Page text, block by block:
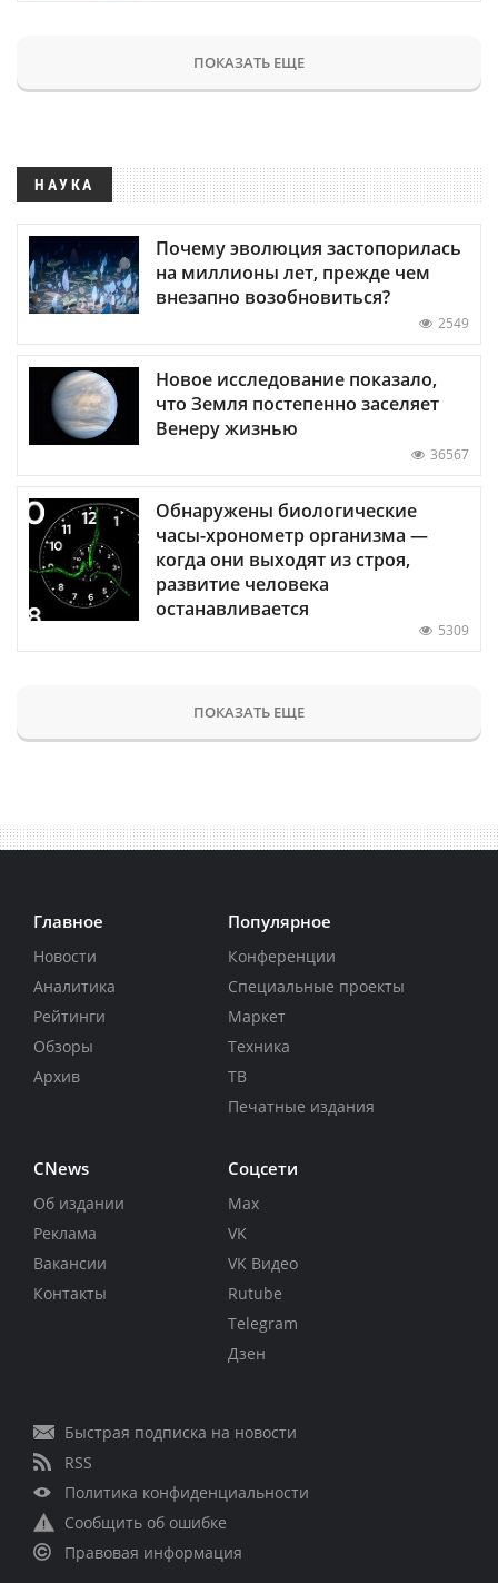
ПОКАЗАТЬ ЕЩЕ
НАУКА
Почему эволюция застопорилась
на миллионы лет, прежде чем
внезапно возобновиться?
2549
Новое исследование показало,
что Земля постепенно заселяет
Венеру жизнью
36567
Обнаружены биологические
часы-хронометр организма —
когда они выходят из строя,
развитие человека
останавливается
5309
ПОКАЗАТЬ ЕЩЕ
Главное
Новости
Аналитика
Рейтинги
Обзоры
Архив
Популярное
Конференции
Специальные проекты
Маркет
Техника
ТВ
Печатные издания
CNews
Об издании
Реклама
Вакансии
Контакты
Соцсети
Max
VK
VK Видео
Rutube
Telegram
Дзен
Быстрая подписка на новости
RSS
Политика конфиденциальности
Сообщить об ошибке
Правовая информация